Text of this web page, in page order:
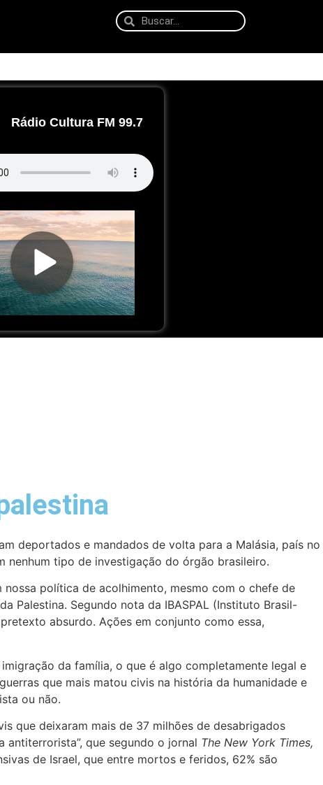
Rádio Cultura FM 99.7
deportados e mandados de volta para a Malásia, país no
nenhum tipo de investigação do órgão brasileiro.
política de acolhimento, mesmo com o chefe de
Palestina. Segundo nota da IBASPAL (Instituto Brasil-
absurdo. Ações em conjunto como essa,
da família, o que é algo completamente legal e
que mais matou civis na história da humanidade e
ou não.
que deixaram mais de 37 milhões de desabrigados
antiterrorista”, que segundo o jornal The New York Times,
de Israel, que entre mortos e feridos, 62% são